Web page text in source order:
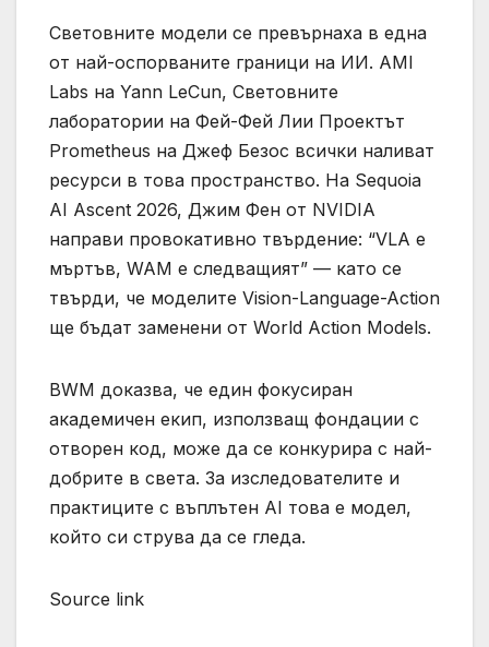
Световните модели се превърнаха в една
от най-оспорваните граници на ИИ. AMI
Labs на Yann LeCun, Световните
лаборатории на Фей-Фей Лии Проектът
Prometheus на Джеф Безос всички наливат
ресурси в това пространство. На Sequoia
AI Ascent 2026, Джим Фен от NVIDIA
направи провокативно твърдение: “VLA е
мъртъв, WAM е следващият” — като се
твърди, че моделите Vision-Language-Action
ще бъдат заменени от World Action Models.
BWM доказва, че един фокусиран
академичен екип, използващ фондации с
отворен код, може да се конкурира с най-
добрите в света. За изследователите и
практиците с въплътен AI това е модел,
който си струва да се гледа.
Source link